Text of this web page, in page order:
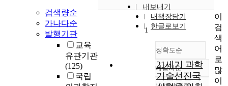
검색량순
가나다순
발행기관
교육
유관기관
(125)
국립
내보내기
내책장담기
한글로보기
정확도순
정확도
순
내림차순
1
21세기 과학
기술선진국
이
검
색
어
로
많
이